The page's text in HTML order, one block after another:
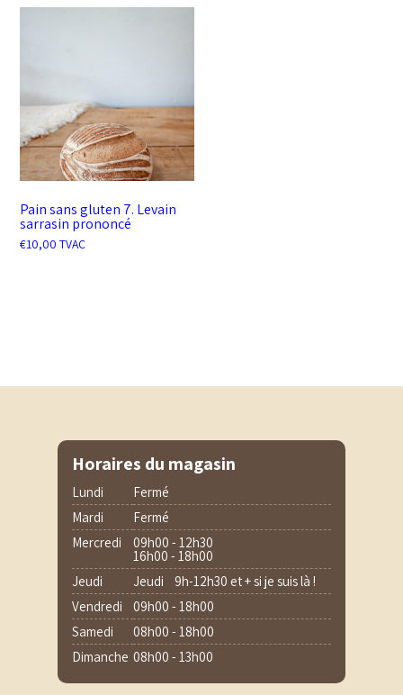
Pain sans gluten 7. Levain
sarrasin prononcé
€10,00 TVAC
Horaires du magasin
Lundi
Fermé
Mardi
Fermé
Mercredi
09h00 - 12h30
16h00 - 18h00
Jeudi
Jeudi 9h-12h30 et + si je suis là !
Vendredi
09h00 - 18h00
Samedi
08h00 - 18h00
Dimanche 08h00 - 13h00